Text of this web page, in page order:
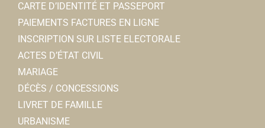
CARTE D’IDENTITÉ ET PASSEPORT
PAIEMENTS FACTURES EN LIGNE
INSCRIPTION SUR LISTE ELECTORALE
ACTES D’ÉTAT CIVIL
MARIAGE
DÉCÈS / CONCESSIONS
LIVRET DE FAMILLE
URBANISME